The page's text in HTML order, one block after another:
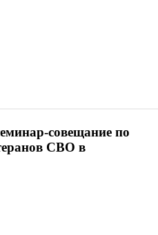
совещание по
СВО в